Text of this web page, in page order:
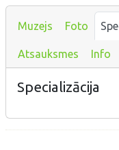
Muzejs Foto
Atsauksmes Info
Specializācija